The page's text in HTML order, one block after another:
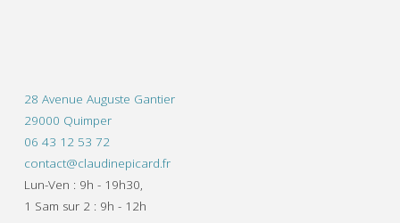
28 Avenue Auguste Gantier
29000 Quimper
06 43 12 53 72
contact@claudinepicard.fr
Lun-Ven : 9h - 19h30,
1 Sam sur 2 : 9h - 12h